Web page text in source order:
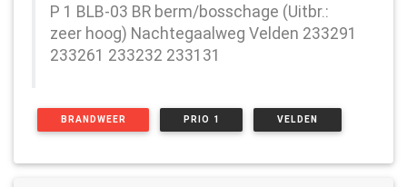
P 1 BLB-03 BR berm/bosschage (Uitbr.:
zeer hoog) Nachtegaalweg Velden 233291
233261 233232 233131
BRANDWEER PRIO 1 VELDEN